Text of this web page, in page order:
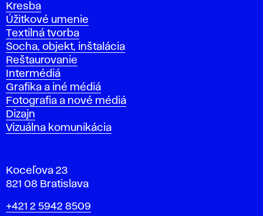
Kresba
Úžitkové umenie
Textilná tvorba
Socha, objekt, inštalácia
Reštaurovanie
Intermédiá
Grafika a iné médiá
Fotografia a nové médiá
Dizajn
Vizuálna komunikácia
Koceľova 23
821 08 Bratislava
Telefón
+421 2 5942 8509